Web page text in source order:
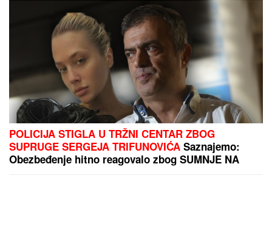
POLICIJA STIGLA U TRŽNI CENTAR ZBOG
SUPRUGE SERGEJA TRIFUNOVIĆA Saznajemo:
Obezbeđenje hitno reagovalo zbog SUMNJE NA